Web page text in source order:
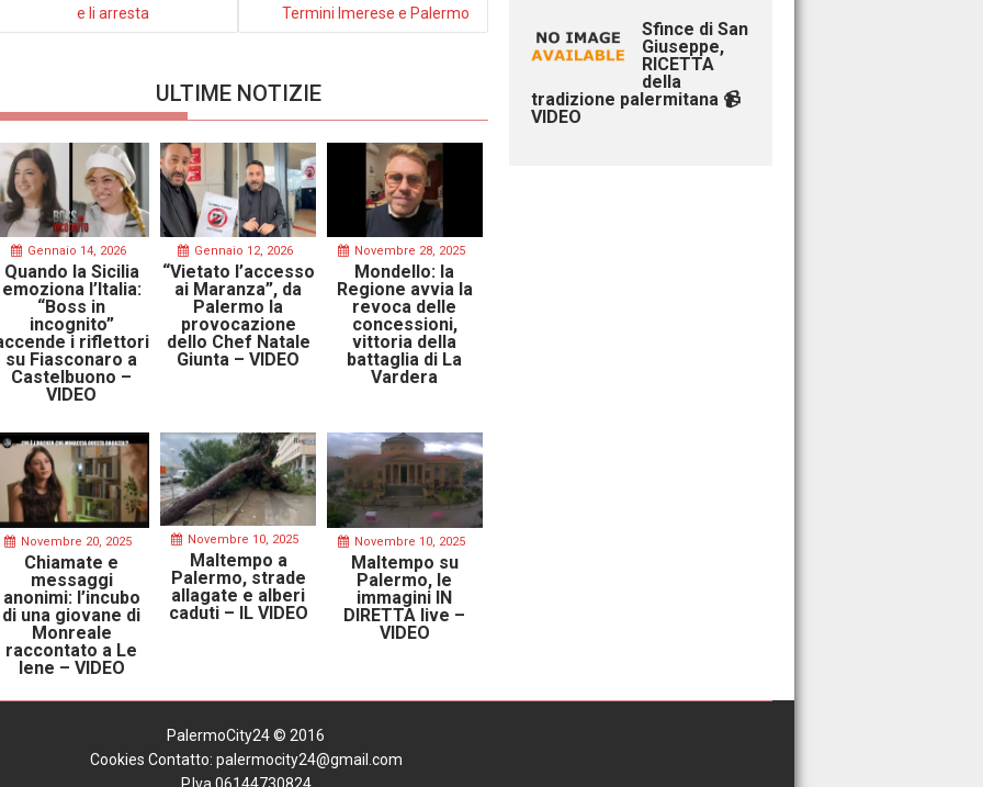
e li arresta
Termini Imerese e Palermo
ULTIME NOTIZIE
Gennaio 14, 2026
Quando la Sicilia
emoziona l’Italia:
“Boss in
incognito”
i riflettori
su Fiasconaro a
Castelbuono –
VIDEO
Gennaio 12, 2026
“Vietato l’accesso
ai Maranza”, da
Palermo la
provocazione
dello Chef Natale
Giunta – VIDEO
Novembre 28, 2025
Mondello: la
Regione avvia la
revoca delle
concessioni,
vittoria della
battaglia di La
Vardera
Novembre 20, 2025
Chiamate e
messaggi
anonimi: l’incubo
di una giovane di
Monreale
raccontato a Le
Iene – VIDEO
Novembre 10, 2025
Maltempo a
Palermo, strade
allagate e alberi
caduti – IL VIDEO
Novembre 10, 2025
Maltempo su
Palermo, le
immagini IN
DIRETTA live –
VIDEO
Sfince di San
Giuseppe,
RICETTA
della
tradizione palermitana 📹
VIDEO
PalermoCity24 © 2016
Cookies Contatto: palermocity24@gmail.com
P.Iva 06144730824